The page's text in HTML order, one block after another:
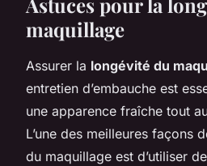
maquillage
Assurer la longévité du
entretien d’embauche est
une apparence fraîche tout
L’une des meilleures façons
du maquillage est d’utiliser